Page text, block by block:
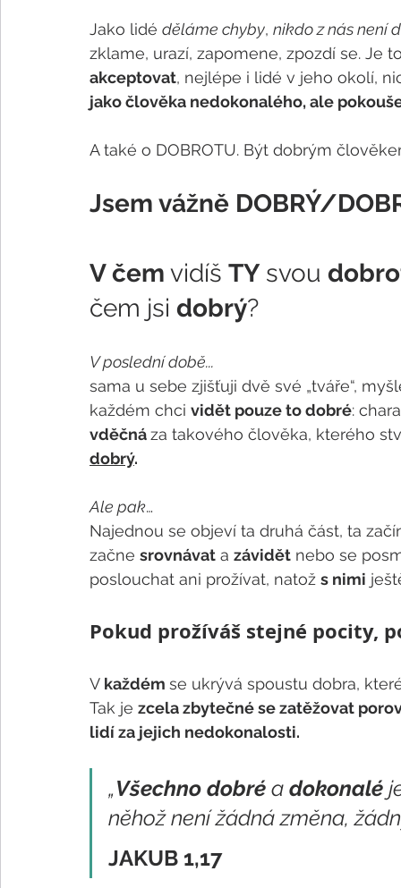
Jako lidé děláme chyby, nikdo z nás není
zklame, urazí, zapomene, zpozdí se. Je
akceptovat, nejlépe i lidé v jeho okolí,
jako člověka nedokonalého, ale
A také o DOBROTU. Být dobrým
Jsem vážně DOBRÝ/
V čem vidíš TY svou
čem jsi dobrý?
V poslední době...
sama u sebe zjišťuji dvě své „tváře“,
každém chci vidět pouze to dobré:
vděčná za takového člověka, kterého
dobrý.
Ale pak…
Najednou se objeví ta druhá část, ta
začne srovnávat a závidět nebo se
poslouchat ani prožívat, natož s nimi
Pokud prožíváš stejné pocity,
V každém se ukrývá spoustu dobra,
Tak je zcela zbytečné se zatěžovat
lidí za jejich nedokonalosti.
„Všechno dobré a dokonalé
něhož není žádná změna,
JAKUB 1,17